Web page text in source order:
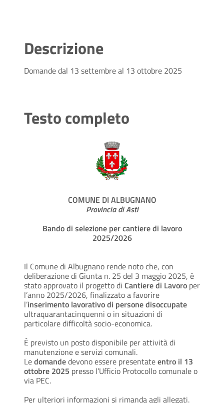
Descrizione
Domande dal 13 settembre al 13 ottobre 2025
Testo completo
COMUNE DI ALBUGNANO
Provincia di Asti
Bando di selezione per cantiere di lavoro
2025/2026
Il Comune di Albugnano rende noto che, con
deliberazione di Giunta n. 25 del 3 maggio 2025, è
stato approvato il progetto di Cantiere di Lavoro per
l’anno 2025/2026, finalizzato a favorire
l’inserimento lavorativo di persone disoccupate
ultraquarantacinquenni o in situazioni di
particolare difficoltà socio-economica.
È previsto un posto disponibile per attività di
manutenzione e servizi comunali.
Ledomandedevono essere presentateentro il 13
ottobre 2025 presso l’Ufficio Protocollo comunale o
via PEC.
Per ulteriori informazioni si rimanda agli allegati.